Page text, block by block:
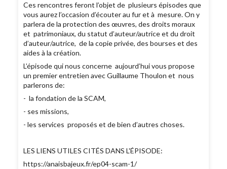
Ces rencontres feront l’objet de plusieurs épisodes que
vous aurez l’occasion d’écouter au fur et à mesure. On y
parlera de la protection des œuvres, des droits moraux
et patrimoniaux, du statut d’auteur/autrice et du droit
d’auteur/autrice, de la copie privée, des bourses et des
aides à la création.
L’épisode qui nous concerne aujourd’hui vous propose
un premier entretien avec Guillaume Thoulon et nous
parlerons de:
- la fondation de la SCAM,
- ses missions,
- les services proposés et de bien d’autres choses.
LES LIENS UTILES CITÉS DANS L'ÉPISODE:
https://anaisbajeux.fr/ep04-scam-1/